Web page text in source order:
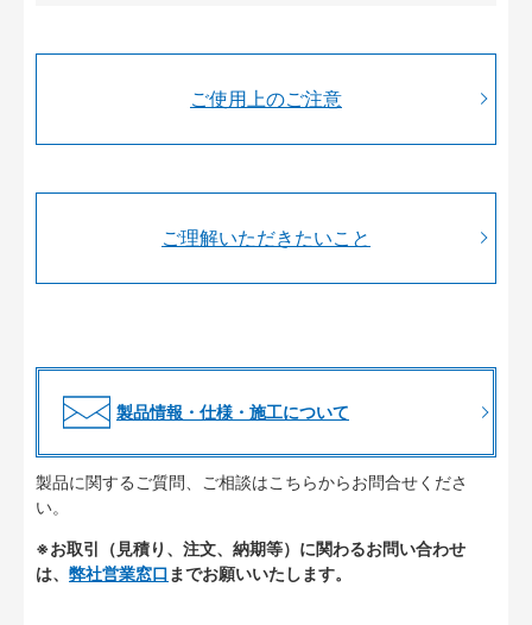
ご使用上のご注意
ご理解いただきたいこと
製品情報・仕様・施工について
製品に関するご質問、ご相談はこちらからお問合せくださ
い。
※お取引（見積り、注文、納期等）に関わるお問い合わせ
は、 弊社営業窓口 までお願いいたします。